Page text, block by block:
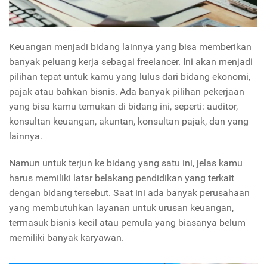
Keuangan menjadi bidang lainnya yang bisa memberikan
banyak peluang kerja sebagai freelancer. Ini akan menjadi
pilihan tepat untuk kamu yang lulus dari bidang ekonomi,
pajak atau bahkan bisnis. Ada banyak pilihan pekerjaan
yang bisa kamu temukan di bidang ini, seperti: auditor,
konsultan keuangan, akuntan, konsultan pajak, dan yang
lainnya.
Namun untuk terjun ke bidang yang satu ini, jelas kamu
harus memiliki latar belakang pendidikan yang terkait
dengan bidang tersebut. Saat ini ada banyak perusahaan
yang membutuhkan layanan untuk urusan keuangan,
termasuk bisnis kecil atau pemula yang biasanya belum
memiliki banyak karyawan.